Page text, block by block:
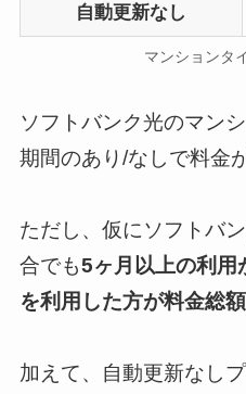
自動更新なし
マンションタ
ソフトバンク光のマン
期間のあり/なしで料金
ただし、仮にソフトバ
合でも5ヶ月以上の利用
を利用した方が料金総額
加えて、自動更新なし